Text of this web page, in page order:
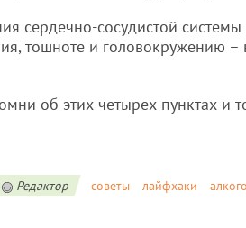
сердечно-сосудистой
тошноте и головокружению –
об этих четырех пунктах и
Редактор советы лайфхаки